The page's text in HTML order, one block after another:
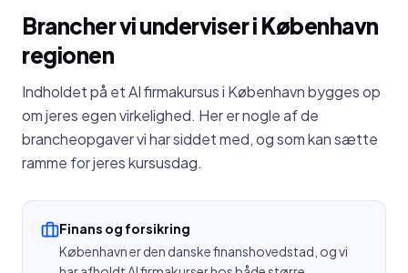
Brancher vi underviser i København
regionen
Indholdet på et AI firmakursus i Københavnbygges op
om jeres egen virkelighed. Her er nogle af de
brancheopgaver vi har siddet med, og som kan sætte
ramme for jeres kursusdag.
Finans og forsikring
København er den danske finanshovedstad, og vi